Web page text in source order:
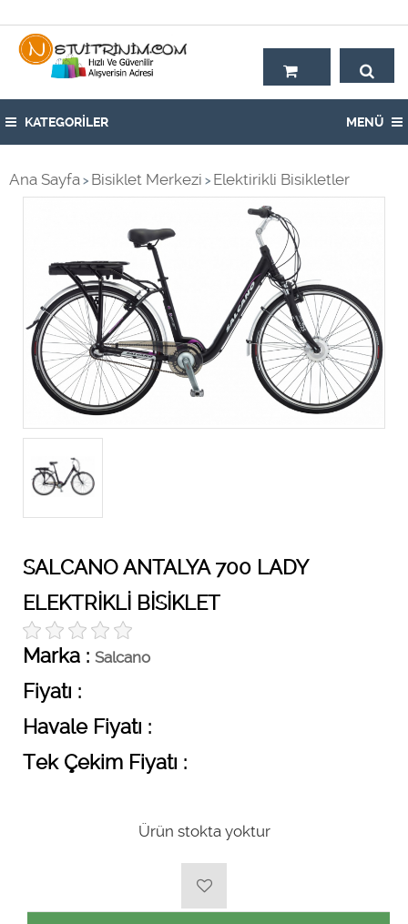
KATEGORİLER MENÜ
Ana Sayfa > Bisiklet Merkezi > Elektirikli Bisikletler
SALCANO ANTALYA 700 LADY
ELEKTRİKLİ BİSİKLET
Marka : Salcano
Fiyatı :
Havale Fiyatı :
Tek Çekim Fiyatı :
Ürün stokta yoktur